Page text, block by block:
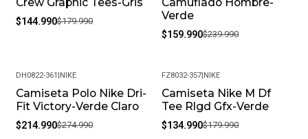
$144.990$179.990
Verde
$159.990$239.990
-22%
DH0822-361 NIKE
Camiseta Polo Nike Dri-
Fit Victory-Verde Claro
$214.990$274.990
-25%
FZ8032-357 NIKE
Camiseta Nike M Df
Tee Rlgd Gfx-Verde
$134.990$179.990